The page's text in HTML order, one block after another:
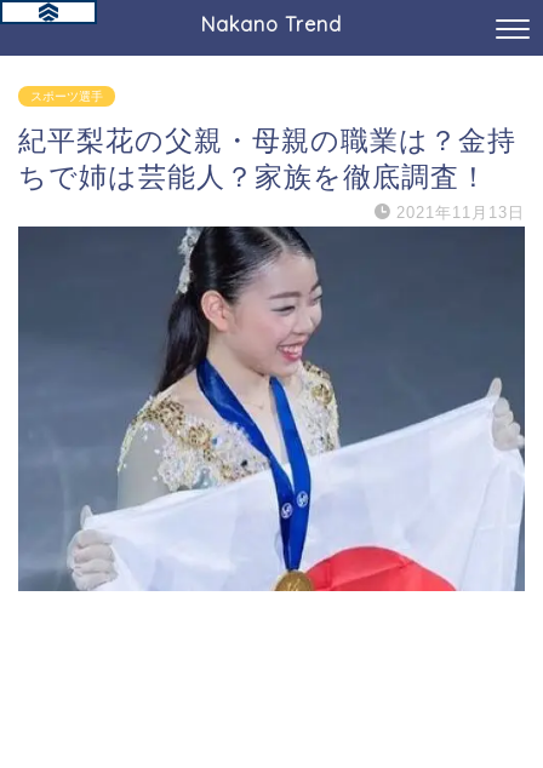
Nakano Trend
スポーツ選手
紀平梨花の父親・母親の職業は？金持
ちで姉は芸能人？家族を徹底調査！
2021年11月13日